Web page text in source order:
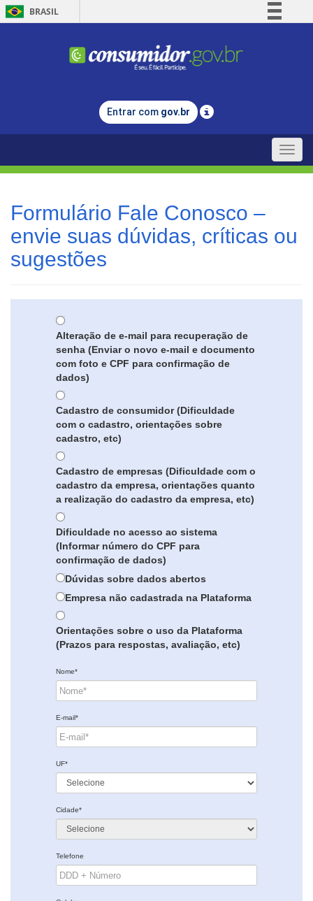
BRASIL
Comunica BR
Legislação
Entrar com gov.br
Toggle
Formulário Fale Conosco –
envie suas dúvidas, críticas ou
sugestões
Alteração de e-mail para recuperação de
senha (Enviar o novo e-mail e documento
com foto e CPF para confirmação de
dados)
Cadastro de consumidor (Dificuldade
com o cadastro, orientações sobre
cadastro, etc)
Cadastro de empresas (Dificuldade com o
cadastro da empresa, orientações quanto
a realização do cadastro da empresa, etc)
Dificuldade no acesso ao sistema
(Informar número do CPF para
confirmação de dados)
Dúvidas sobre dados abertos
Empresa não cadastrada na Plataforma
Orientações sobre o uso da Plataforma
(Prazos para respostas, avaliação, etc)
Nome*
E-mail*
UF*
Cidade*
Telefone